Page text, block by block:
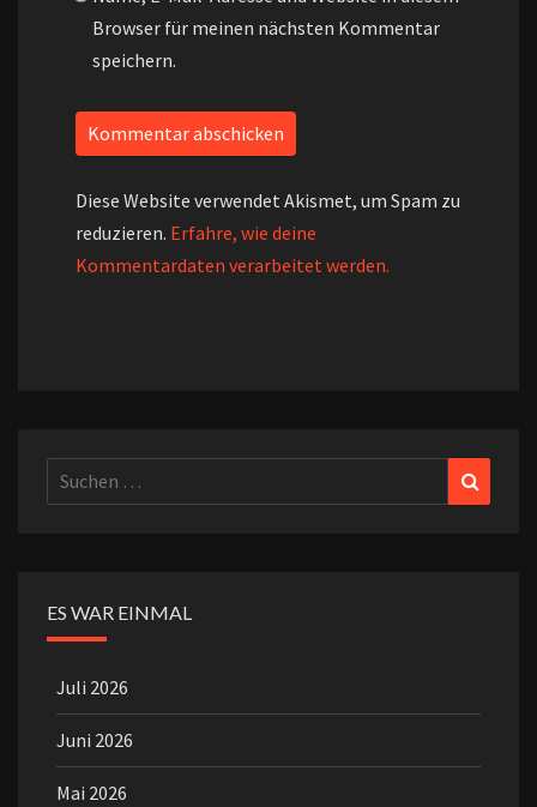
Browser für meinen nächsten Kommentar
speichern.
Diese Website verwendet Akismet, um Spam zu
reduzieren. Erfahre, wie deine
Kommentardaten verarbeitet werden.
Suchen
nach:
ES WAR EINMAL
Juli 2026
Juni 2026
Mai 2026